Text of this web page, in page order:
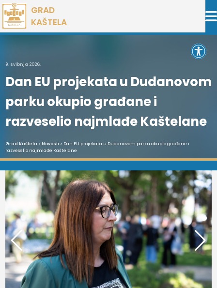
Preskoči
na
sadržaj
GRAD
KAŠTELA
9. svibnja 2026.
Dan EU projekata u Dudanovom
parku okupio građane i
razveselio najmlađe Kaštelane
Grad Kaštela > Novosti > Dan EU projekata u Dudanovom parku okupio građane i
razveselio najmlađe Kaštelane